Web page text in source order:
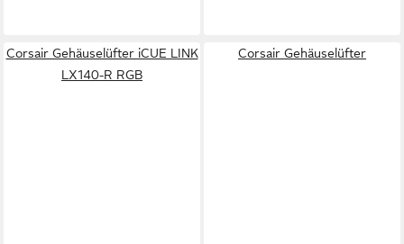
Corsair Gehäuselüfter iCUE LINK
LX140-R RGB
Corsair Gehäuselüfter